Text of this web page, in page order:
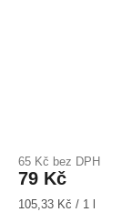
65 Kč bez DPH
79 Kč
Měrná
105,33 Kč / 1 l